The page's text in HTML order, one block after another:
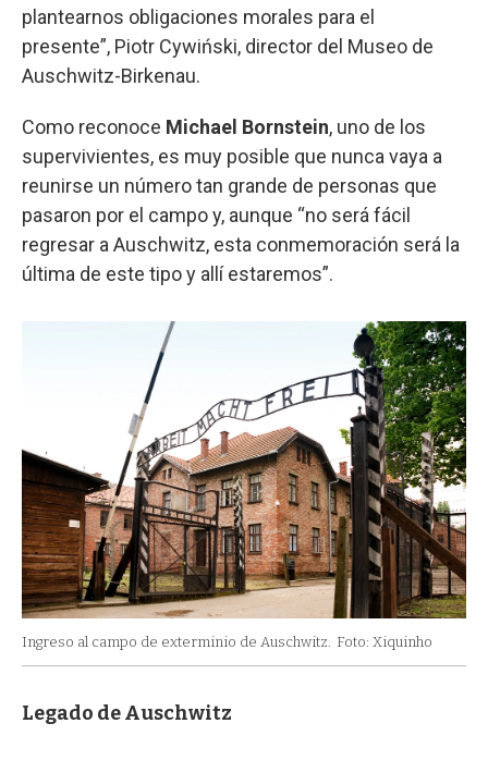
plantearnos obligaciones morales para el
presente”, Piotr Cywiński, director del Museo de
Auschwitz-Birkenau.
Como reconoce Michael Bornstein, uno de los
supervivientes, es muy posible que nunca vaya a
reunirse un número tan grande de personas que
pasaron por el campo y, aunque “no será fácil
regresar a Auschwitz, esta conmemoración será la
última de este tipo y allí estaremos”.
Ingreso al campo de exterminio de Auschwitz. Foto: Xiquinho
Legado de Auschwitz